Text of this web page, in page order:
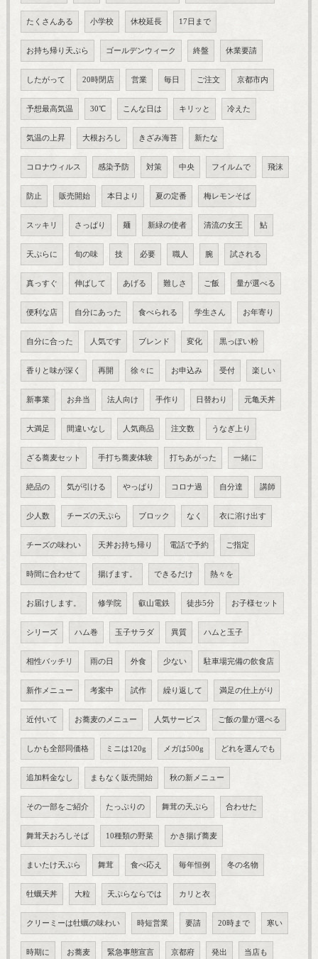
たくさんある 小学校 休校延長 17日まで
お持ち帰り天ぷら ゴールデンウィーク 終盤 休業要請
したがって 20時閉店 営業 毎日 ご注文 京都市内
予想最高気温 30℃ こんな日は キリッと 冷えた
気温の上昇 大根おろし きざみ海苔 新たな
コロナウィルス 感染予防 対策 中央 フイルムで 飛沫
防止 販売開始 本日より 夏の定番 梅レモンそば
スッキリ さっぱり 麺 新緑の使者 清流の女王 鮎
天ぷらに 旬の味 技 必要 職人 腕 試される
真っすぐ 伸ばして あげる 難しさ ご飯 量が選べる
便利な店 自分にあった 食べられる 学生さん お年寄り
自分に合った 人気です ブレンド 変化 黒っぽい粉
香りと味が深く 再開 徐々に お申込み 受付 楽しい
新事業 お弁当 法人向け 手作り 日替わり 元亀天丼
大満足 間違いなし 人気商品 注文数 うなぎ上り
ざる蕎麦セット 手打ち蕎麦体験 打ちあがった 一緒に
絶品の 気が引ける やっぱり コロナ過 自分達 講師
少人数 チーズの天ぷら ブロック なく 衣に溶け出す
チーズの味わい 天丼お持ち帰り 電話で予約 ご指定
時間に合わせて 揚げます。 できるだけ 熱々を
お届けします。 修学院 叡山電鉄 徒歩5分 お子様セット
シリーズ ハム巻 玉子サラダ 異質 ハムと玉子
相性バッチリ 雨の日 外食 少ない 駐車場完備の飲食店
新作メニュー 考案中 試作 繰り返して 満足の仕上がり
近付いて お蕎麦のメニュー 人気サービス ご飯の量が選べる
しかも全部同価格 ミニは120g メガは500g どれを選んでも
追加料金なし まもなく販売開始 秋の新メニュー
その一部をご紹介 たっぷりの 舞茸の天ぷら 合わせた
舞茸天おろしそば 10種類の野菜 かき揚げ蕎麦
まいたけ天ぷら 舞茸 食べ応え 毎年恒例 冬の名物
牡蠣天丼 大粒 天ぷらならでは カリと衣
クリーミーは牡蠣の味わい 時短営業 要請 20時まで 寒い
時期に お蕎麦 緊急事態宣言 京都府 発出 当店も